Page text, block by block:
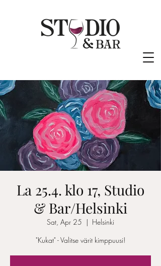
La 25.4. klo 17, Studio
& Bar/Helsinki
Sat, Apr 25
  |
Helsinki
"Kukat" - Valitse värit kimppuusi!